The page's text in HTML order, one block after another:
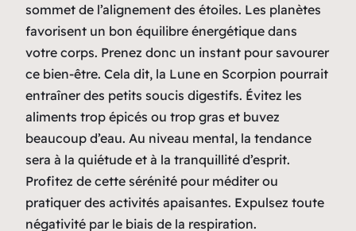
sommet de l’alignement des étoiles. Les planètes
favorisent un bon équilibre énergétique dans
votre corps. Prenez donc un instant pour savourer
ce bien-être. Cela dit, la Lune en Scorpion pourrait
entraîner des petits soucis digestifs. Évitez les
aliments trop épicés ou trop gras et buvez
beaucoup d’eau. Au niveau mental, la tendance
sera à la quiétude et à la tranquillité d’esprit.
Profitez de cette sérénité pour méditer ou
pratiquer des activités apaisantes. Expulsez toute
négativité par le biais de la respiration.